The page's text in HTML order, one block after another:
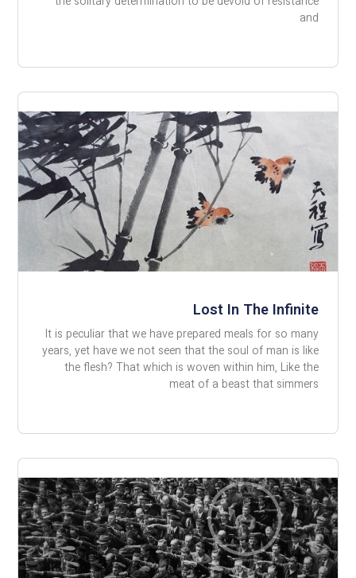
and
Lost In The Infinite
It is peculiar that we have prepared meals for so many
years, yet have we not seen that the soul of man is like
the flesh? That which is woven within him, Like the
meat of a beast that simmers